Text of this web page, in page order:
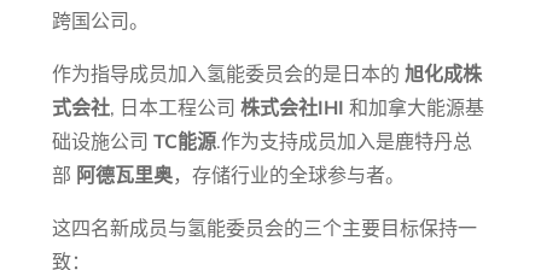
跨国公司。
作为指导成员加入氢能委员会的是日本的 旭化成株
式会社, 日本工程公司 株式会社IHI 和加拿大能源基
础设施公司 TC能源.作为支持成员加入是鹿特丹总
部 阿德瓦里奥，存储行业的全球参与者。
这四名新成员与氢能委员会的三个主要目标保持一
致：